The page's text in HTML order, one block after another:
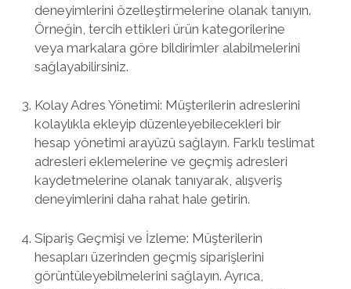
deneyimlerini özelleştirmelerine olanak tanıyın.
Örneğin, tercih ettikleri ürün kategorilerine
veya markalara göre bildirimler alabilmelerini
sağlayabilirsiniz.
Kolay Adres Yönetimi: Müşterilerin adreslerini
kolaylıkla ekleyip düzenleyebilecekleri bir
hesap yönetimi arayüzü sağlayın. Farklı teslimat
adresleri eklemelerine ve geçmiş adresleri
kaydetmelerine olanak tanıyarak, alışveriş
deneyimlerini daha rahat hale getirin.
Sipariş Geçmişi ve İzleme: Müşterilerin
hesapları üzerinden geçmiş siparişlerini
görüntüleyebilmelerini sağlayın. Ayrıca,